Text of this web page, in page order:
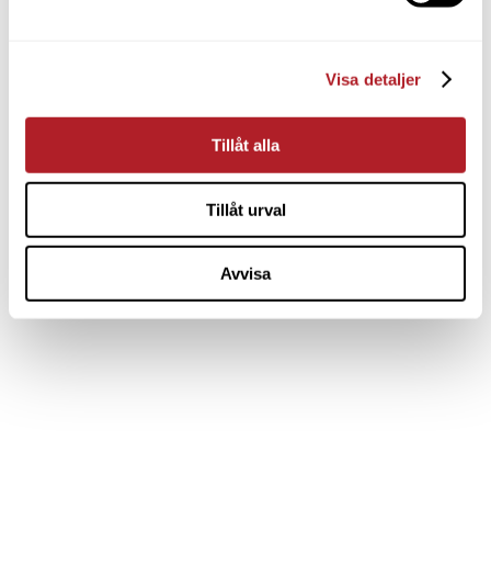
Visa detaljer
Tillåt alla
Tillåt urval
Avvisa